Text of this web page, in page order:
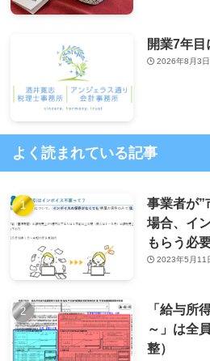
開業7年
2026年8月3日
よく読まれている記事
事業者が”
場合、イ
もらう必
2023年5月11
「給与所
～」は全
整）